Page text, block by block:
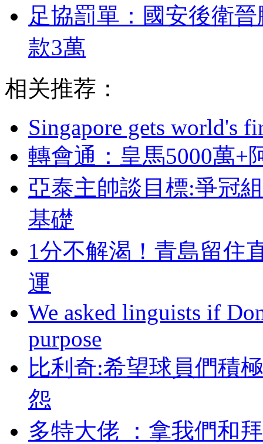
足協罰單 ：國安後
款3萬
相关推荐：
Singapore gets world's
轉會通 ：皇馬5000
亞泰主帥談目標:爭冠
基礎
1分不解渴 ！青島
運
We asked linguists if
purpose
比利奇:希望球員們積
怨
多特大佬 ：拿我們